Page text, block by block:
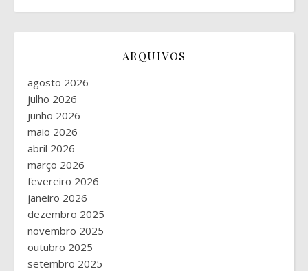
ARQUIVOS
agosto 2026
julho 2026
junho 2026
maio 2026
abril 2026
março 2026
fevereiro 2026
janeiro 2026
dezembro 2025
novembro 2025
outubro 2025
setembro 2025